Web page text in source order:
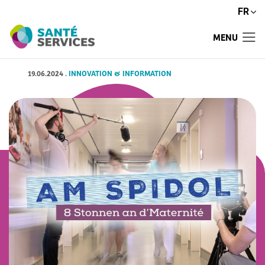
FR
MENU
19.06.2024.INNOVATION & INFORMATION